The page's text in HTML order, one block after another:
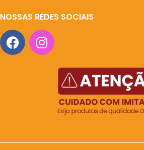
NOSSAS REDES SOCIAIS